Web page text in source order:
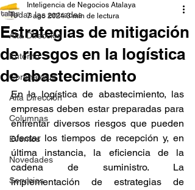
Todas las entradas
Alta Dirección
Entorno
Coronavirus
Alta Dirección
Columnas
Eventos
Novedades
Servicios
Estrategias de mitigación
de riesgos en la logística
de abastecimiento
Inteligencia de Negocios Atalaya
7 ago 2024 3 min de lectura
En la logística de abastecimiento, las
empresas deben estar preparadas para
enfrentar diversos riesgos que pueden
afectar los tiempos de recepción y, en
última instancia, la eficiencia de la
cadena de suministro. La
implementación de estrategias de